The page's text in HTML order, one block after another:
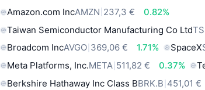
Amazon.com IncAMZN 237,3 €
0.82%
Taiwan Semiconductor Manufacturing Co Ltd
Broadcom IncAVGO 369,06 € 1.71% SpaceX
Meta Platforms, Inc.META 511,82 € 0.37%
Berkshire Hathaway Inc Class BBRK.B 451,01 €